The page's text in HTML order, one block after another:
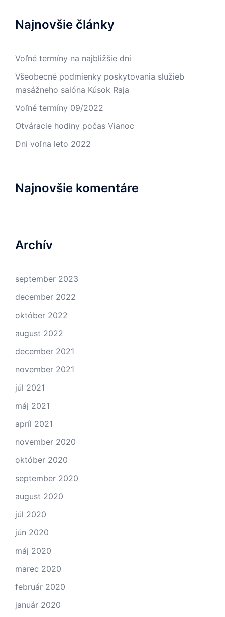
Najnovšie články
Voľné termíny na najbližšie dni
Všeobecné podmienky poskytovania služieb
masážneho salóna Kúsok Raja
Voľné termíny 09/2022
Otváracie hodiny počas Vianoc
Dni voľna leto 2022
Najnovšie komentáre
Archív
september 2023
december 2022
október 2022
august 2022
december 2021
november 2021
júl 2021
máj 2021
apríl 2021
november 2020
október 2020
september 2020
august 2020
júl 2020
jún 2020
máj 2020
marec 2020
február 2020
január 2020